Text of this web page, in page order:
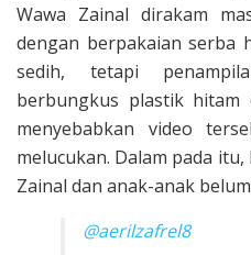
Wawa Zainal dirakam
dengan berpakaian serba
sedih, tetapi
berbungkus plastik hitam
menyebabkan video
melucukan. Dalam pada
Zainal dan anak-anak
@aerilzafrel8